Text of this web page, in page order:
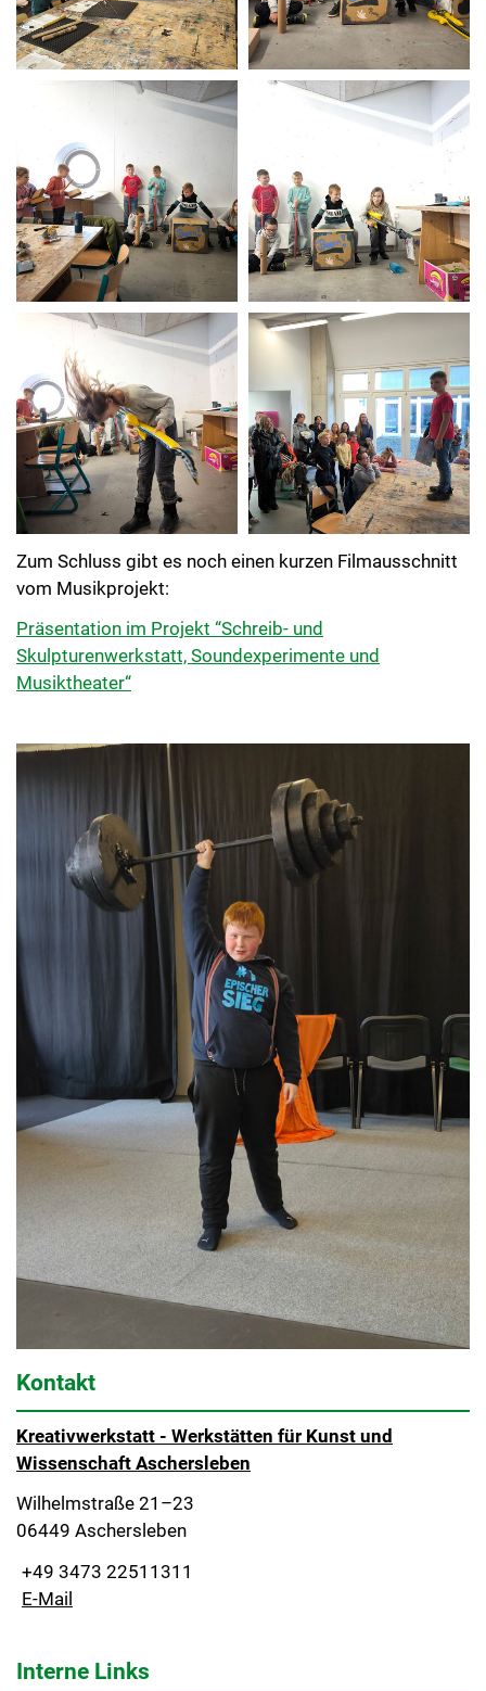
Zum Schluss gibt es noch einen kurzen Filmausschnitt
vom Musikprojekt:
Präsentation im Projekt “Schreib- und
Skulpturenwerkstatt, Soundexperimente und
Musiktheater“
Kontakt
Kreativwerkstatt - Werkstätten für Kunst und
Wissenschaft Aschersleben
Wilhelmstraße 21–23
06449 Aschersleben
+49 3473 22511311
E-Mail
Interne Links